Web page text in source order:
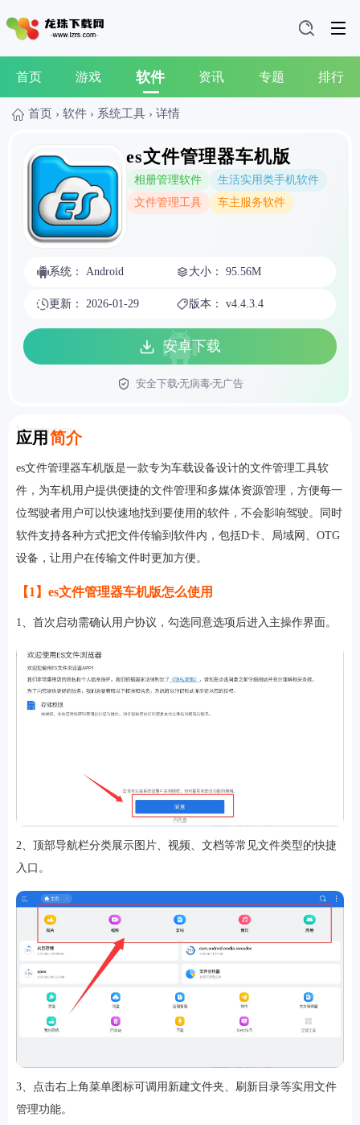
首页 游戏 软件 资讯 专题 排行
首页 › 软件 › 系统工具 › 详情
es文件管理器车机版
相册管理软件
生活实用类手机软件
文件管理工具
车主服务软件
系统： Android 大小： 95.56M
更新： 2026-01-29 版本： v4.4.3.4
安卓下载
安全下载无病毒无广告
应用 简介
Introduction
es文件管理器车机版是一款专为车载设备设计的文件管理工具软
件，为车机用户提供便捷的文件管理和多媒体资源管理，方便每一
位驾驶者用户可以快速地找到要使用的软件，不会影响驾驶。同时
软件支持各种方式把文件传输到软件内，包括D卡、局域网、OTG
设备，让用户在传输文件时更加方便。
【1】es文件管理器车机版怎么使用
1、首次启动需确认用户协议，勾选同意选项后进入主操作界面。
2、顶部导航栏分类展示图片、视频、文档等常见文件类型的快捷
入口。
3、点击右上角菜单图标可调用新建文件夹、刷新目录等实用文件
管理功能。